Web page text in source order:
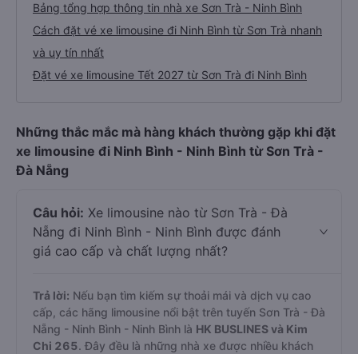
Bảng tổng hợp thông tin nhà xe Sơn Trà - Ninh Bình
Cách đặt vé xe limousine đi Ninh Bình từ Sơn Trà nhanh
và uy tín nhất
Đặt vé xe limousine Tết 2027 từ Sơn Trà đi Ninh Bình
Những thắc mắc mà hàng khách thường gặp khi đặt
xe limousine đi Ninh Bình - Ninh Bình từ Sơn Trà -
Đà Nẵng
Câu hỏi: Xe limousine nào từ Sơn Trà - Đà
Nẵng đi Ninh Bình - Ninh Bình được đánh
giá cao cấp và chất lượng nhất?
Trả lời: Nếu bạn tìm kiếm sự thoải mái và dịch vụ cao
cấp, các hãng limousine nổi bật trên tuyến Sơn Trà - Đà
Nẵng - Ninh Bình - Ninh Bình là HK BUSLINES và Kim
Chi 265. Đây đều là những nhà xe được nhiều khách